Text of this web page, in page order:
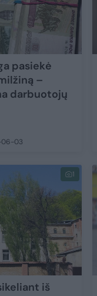
pasiekė
–
darbuotojų
03
1
iš